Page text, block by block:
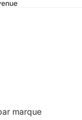
marque